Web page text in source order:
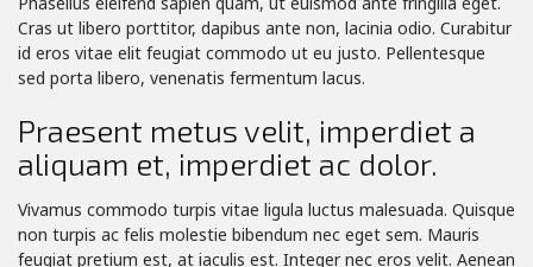
Cras ut libero porttitor, dapibus ante non, lacinia odio. Curabitur
id eros vitae elit feugiat commodo ut eu justo. Pellentesque
sed porta libero, venenatis fermentum lacus.
Praesent metus velit, imperdiet a
aliquam et, imperdiet ac dolor.
Vivamus commodo turpis vitae ligula luctus malesuada. Quisque
non turpis ac felis molestie bibendum nec eget sem. Mauris
feugiat pretium est, at iaculis est. Integer nec eros velit. Aenean